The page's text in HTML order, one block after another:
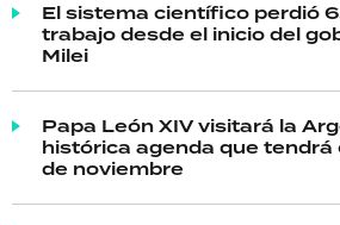
El sistema científico perdió
trabajo desde el inicio del
Milei
Papa León XIV visitará la
histórica agenda que tendrá
de noviembre